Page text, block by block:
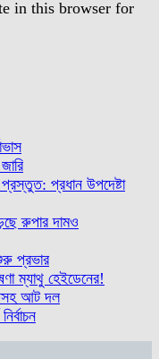
in this browser for
প্রস্তুত: প্রধান উপদেষ্টা
রুপার দামও
প্রভার
ম্যাথু হেইডেনের!
আট দল